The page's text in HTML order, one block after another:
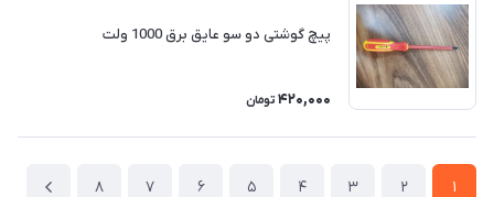
پیچ گوشتی دو سو عایق برق 1000 ولت
420,000 تومان
1
2
3
4
5
6
7
8